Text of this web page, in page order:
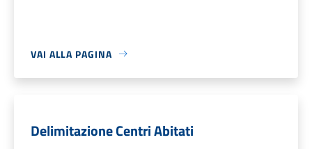
VAI ALLA PAGINA
Delimitazione Centri Abitati